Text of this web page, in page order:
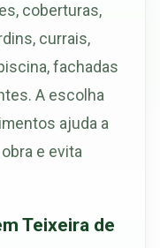
coberturas,
currais,
fachadas
A escolha
ajuda a
e evita
Teixeira de